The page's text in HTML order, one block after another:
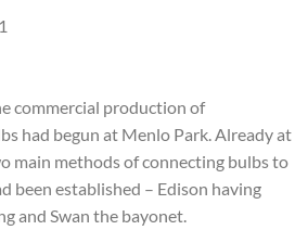
commercial production of
had begun at Menlo Park. Already at
main methods of connecting bulbs to
been established – Edison having
and Swan the bayonet.